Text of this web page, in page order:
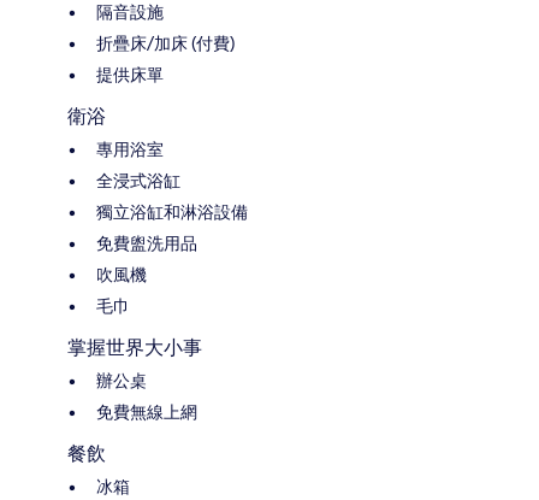
隔音設施
折疊床/加床 (付費)
提供床單
衛浴
專用浴室
全浸式浴缸
獨立浴缸和淋浴設備
免費盥洗用品
吹風機
毛巾
掌握世界大小事
辦公桌
免費無線上網
餐飲
冰箱